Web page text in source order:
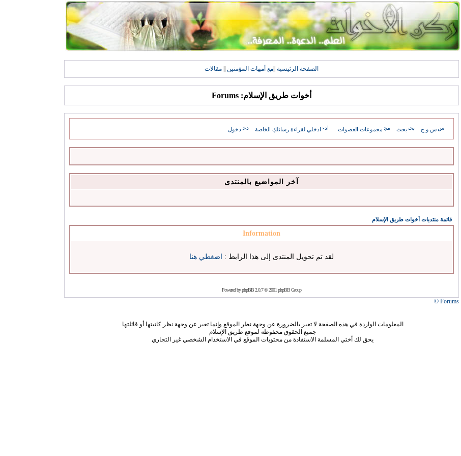
الصفحة الرئيسية مع أمهات المؤمنين مقالات
أخوات طريق الإسلام: Forums
س و ج بحث مجموعات العضوات ادخلي لقراءة رسائلكِ الخاصة دخول
آخر المواضيع بالمنتدى
قائمة منتديات أخوات طريق الإسلام
Information
لقد تم تحويل المنتدى إلى هذا الرابط : اضغطي هنا
Powered byphpBB2.0.7 © 2001 phpBB Group
Forums ©
المعلومات الواردة في هذه الصفحة لا تعبر بالضرورة عن وجهة نظر الموقع وإنما تعبر عن وجهة نظر كاتبتها أو قائلتها
جميع الحقوق محفوظة لموقع طريق الإسلام
يحق لك أختي المسلمة الاستفادة من محتويات الموقع في الاستخدام الشخصي غير التجاري